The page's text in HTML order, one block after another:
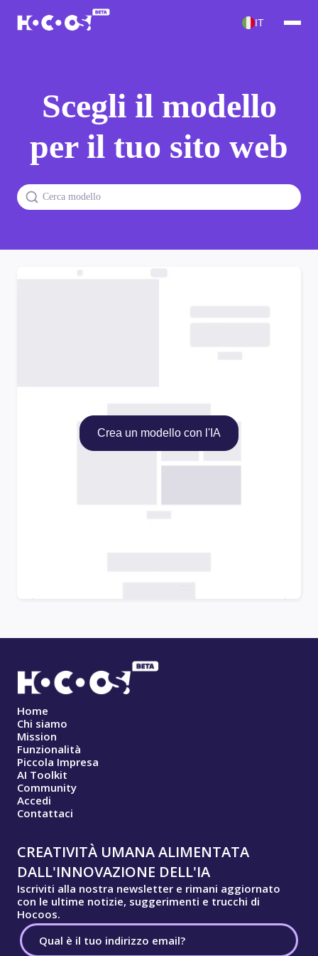
IT
Scegli il modello
per il tuo sito web
Crea un modello con l'IA
Home
Chi siamo
Mission
Funzionalità
Piccola Impresa
AI Toolkit
Community
Accedi
Contattaci
CREATIVITÀ UMANA ALIMENTATA
DALL'INNOVAZIONE DELL'IA
Iscriviti alla nostra newsletter e rimani aggiornato
con le ultime notizie, suggerimenti e trucchi di
Hocoos.